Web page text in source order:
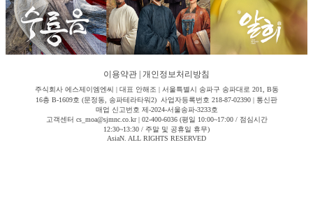
이용약관 개인정보처리방침
주식회사 에스제이엠엔씨 | 대표 안해조 | 서울특별시 송파구 송파대로 201, B동
16층 B-1609호 (문정동, 송파테라타워2) 사업자등록번호 218-87-02390 | 통신판
매업 신고번호 제-2024-서울송파-3233호
고객센터 cs_moa@sjmnc.co.kr | 02-400-6036 (평일 10:00~17:00 / 점심시간
12:30~13:30 / 주말 및 공휴일 휴무)
AsiaN. ALL RIGHTS RESERVED